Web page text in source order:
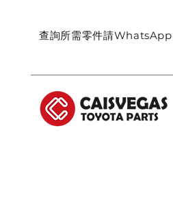
查詢所需零件請WhatsApp